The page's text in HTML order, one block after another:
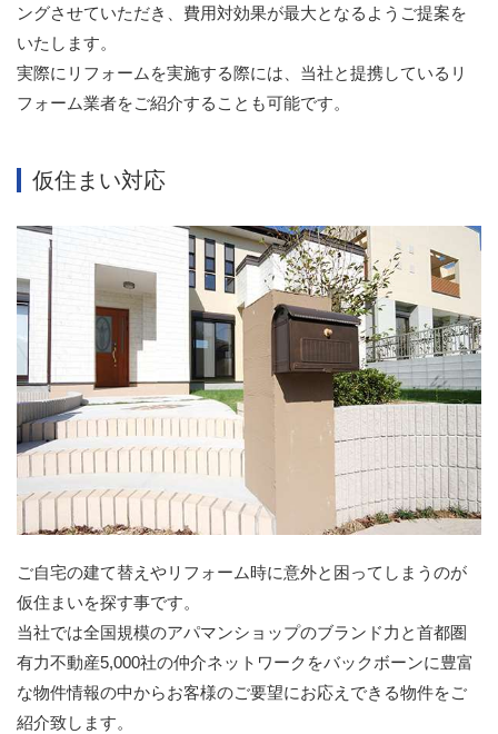
ングさせていただき、費用対効果が最大となるようご提案を
いたします。
実際にリフォームを実施する際には、当社と提携しているリ
フォーム業者をご紹介することも可能です。
仮住まい対応
ご自宅の建て替えやリフォーム時に意外と困ってしまうのが
仮住まいを探す事です。
当社では全国規模のアパマンショップのブランド力と首都圏
有力不動産5,000社の仲介ネットワークをバックボーンに豊富
な物件情報の中からお客様のご要望にお応えできる物件をご
紹介致します。